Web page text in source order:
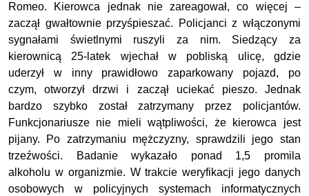
Romeo. Kierowca jednak nie zareagował, co więcej –
zaczął gwałtownie przyśpieszać. Policjanci z włączonymi
sygnałami świetlnymi ruszyli za nim. Siedzący za
kierownicą 25-latek wjechał w pobliską ulicę, gdzie
uderzył w inny prawidłowo zaparkowany pojazd, po
czym, otworzył drzwi i zaczął uciekać pieszo. Jednak
bardzo szybko został zatrzymany przez policjantów.
Funkcjonariusze nie mieli wątpliwości, że kierowca jest
pijany. Po zatrzymaniu mężczyzny, sprawdzili jego stan
trzeźwości. Badanie wykazało ponad 1,5 promila
alkoholu w organizmie. W trakcie weryfikacji jego danych
osobowych w policyjnych systemach informatycznych